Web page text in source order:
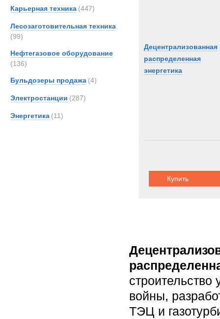
Карьерная техника (447)
Лесозаготовительная техника
(99)
Нефтегазовое оборудование
(136)
Бульдозеры продажа (4)
Электростанции (287)
Энергетика (11)
Децентрализованная
распределенная
энергетика
Купить
строительство
войны,
ТЭЦ и